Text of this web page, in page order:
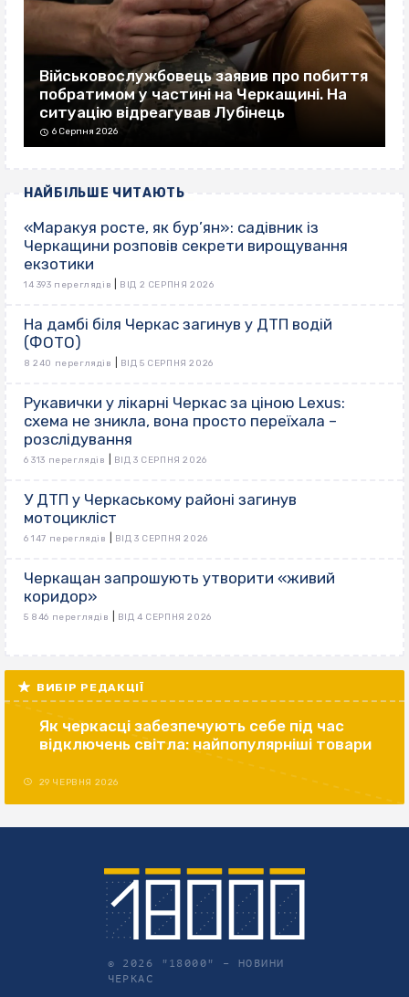
Військовослужбовець заявив про побиття
побратимом у частині на Черкащині. На
ситуацію відреагував Лубінець
6 Серпня 2026
НАЙБІЛЬШЕ ЧИТАЮТЬ
«Маракуя росте, як бур’ян»: садівник із
Черкащини розповів секрети вирощування
екзотики
14 393 переглядів ВІД 2 СЕРПНЯ 2026
На дамбі біля Черкас загинув у ДТП водій
(ФОТО)
8 240 переглядів ВІД 5 СЕРПНЯ 2026
Рукавички у лікарні Черкас за ціною Lexus:
схема не зникла, вона просто переїхала –
розслідування
6 313 переглядів ВІД 3 СЕРПНЯ 2026
У ДТП у Черкаському районі загинув
мотоцикліст
6 147 переглядів ВІД 3 СЕРПНЯ 2026
Черкащан запрошують утворити «живий
коридор»
5 846 переглядів ВІД 4 СЕРПНЯ 2026
ВИБІР РЕДАКЦІЇ
Як черкасці забезпечують себе під час
відключень світла: найпопулярніші товари
29 ЧЕРВНЯ 2026
© 2026 "18000" – НОВИНИ
ЧЕРКАС